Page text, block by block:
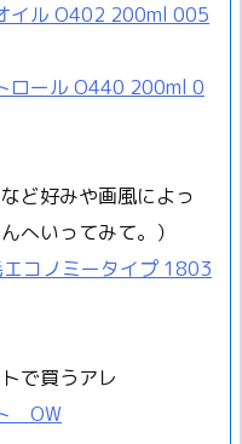
イル O402 200ml 005
ロール O440 200ml 0
ど好みや画風によっ
へいってみて。）
コノミータイプ 1803
で買うアレ
OW